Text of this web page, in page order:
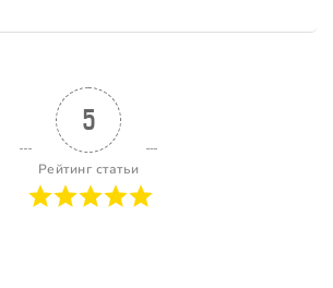
5
Рейтинг статьи